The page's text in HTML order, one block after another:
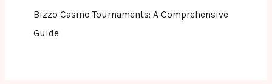
Bizzo Casino Tournaments: A Comprehensive
Guide